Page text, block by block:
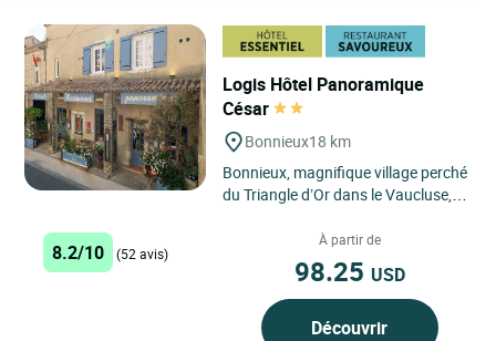
Logis Hôtel Panoramique
César
Bonnieux18 km
Bonnieux, magnifique village perché
du Triangle d’Or dans le Vaucluse,
situe à 10km...
8.2/10 (52 avis)
À partir de
98.25 USD
Découvrir